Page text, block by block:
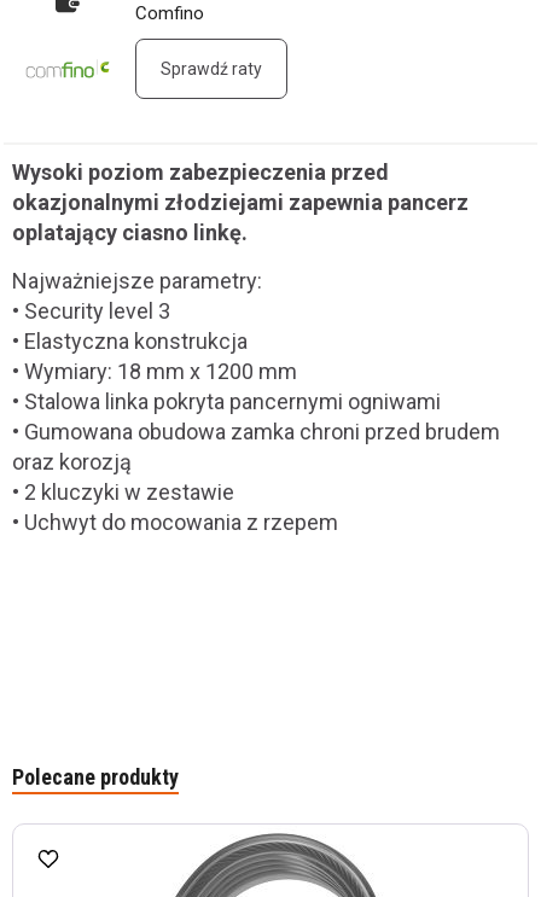
Comfino
Sprawdź raty
Wysoki poziom zabezpieczenia przed
okazjonalnymi złodziejami zapewnia pancerz
oplatający ciasno linkę.
Najważniejsze parametry:
• Security level 3
• Elastyczna konstrukcja
• Wymiary: 18 mm x 1200 mm
• Stalowa linka pokryta pancernymi ogniwami
• Gumowana obudowa zamka chroni przed brudem
oraz korozją
• 2 kluczyki w zestawie
• Uchwyt do mocowania z rzepem
Polecane produkty